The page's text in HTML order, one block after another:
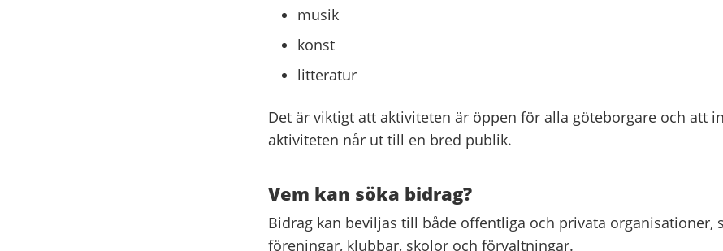
musik
konst
litteratur
Det är viktigt att aktiviteten är öppen för alla göteborgare och att
aktiviteten når ut till en bred publik.
Vem kan söka bidrag?
Bidrag kan beviljas till både offentliga och privata organisationer,
föreningar, klubbar, skolor och förvaltningar.